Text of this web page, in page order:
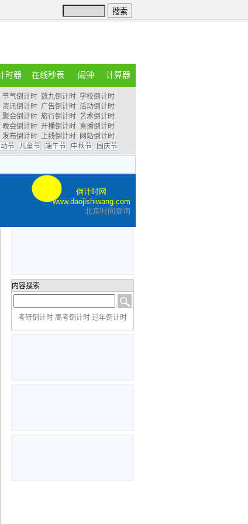
时器 在线秒表 闹钟 计算器
节气倒计时 数九倒计时 学校倒计时
资讯倒计时 广告倒计时 活动倒计时
聚会倒计时 旅行倒计时 艺术倒计时
晚会倒计时 开播倒计时 直播倒计时
发布倒计时 上线倒计时 网站倒计时
节 儿童节 端午节 中秋节 国庆节
内容搜索
考研倒计时 高考倒计时 过年倒计时